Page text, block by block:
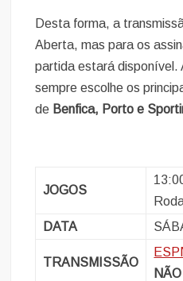
Desta forma, a
Aberta, mas para os
partida estará disponível.
sempre escolhe os
de Benfica, Porto e
JOGOS
DATA
TRANSMISSÃO